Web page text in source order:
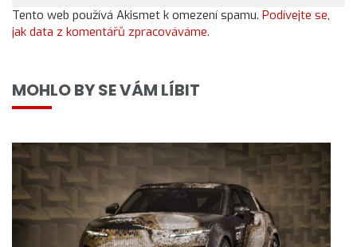
Tento web používá Akismet k omezení spamu. Podívejte se,
jak data z komentářů zpracováváme.
MOHLO BY SE VÁM LÍBIT